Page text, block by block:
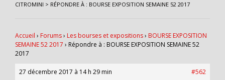
CITROMINI > RÉPONDRE À : BOURSE EXPOSITION SEMAINE 52 2017
Accueil › Forums› Les bourses et expositions› BOURSE EXPOSITION
SEMAINE 52 2017 › Répondre à : BOURSE EXPOSITION SEMAINE 52
2017
27 décembre 2017 à 14 h 29 min
#562